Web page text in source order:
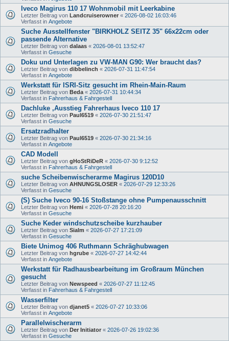
Iveco Magirus 110 17 Wohnmobil mit Leerkabine
Letzter Beitrag von Landcruiserowner « 2026-08-02 16:03:46
Verfasst in Angebote
Suche Ausstellfenster "BIRKHOLZ SEITZ 35" 66x22cm oder
passende Alternative
Letzter Beitrag von dalaas « 2026-08-01 13:52:47
Verfasst in Gesuche
Doku und Unterlagen zu VW-MAN G90: Wer braucht das?
Letzter Beitrag von dibbelinch « 2026-07-31 11:47:54
Verfasst in Angebote
Werkstatt für ISRI-Sitz gesucht im Rhein-Main-Raum
Letzter Beitrag von Beda « 2026-07-31 10:44:34
Verfasst in Fahrerhaus & Fahrgestell
Dachluke ,Ausstieg Fahrerhaus Iveco 110 17
Letzter Beitrag von Paul6519 « 2026-07-30 21:51:47
Verfasst in Gesuche
Ersatzradhalter
Letzter Beitrag von Paul6519 « 2026-07-30 21:34:16
Verfasst in Angebote
CAD Modell
Letzter Beitrag von gHoStRiDeR « 2026-07-30 9:12:52
Verfasst in Fahrerhaus & Fahrgestell
suche Scheibenwischerarme Magirus 120D10
Letzter Beitrag von AHNUNGSLOSER « 2026-07-29 12:33:26
Verfasst in Gesuche
(S) Suche Iveco 90-16 Stoßstange ohne Pumpenausschnitt
Letzter Beitrag von Hemi « 2026-07-28 20:16:20
Verfasst in Gesuche
Suche Keder windschutzscheibe kurzhauber
Letzter Beitrag von Sialm « 2026-07-27 17:21:09
Verfasst in Gesuche
Biete Unimog 406 Ruthmann Schräghubwagen
Letzter Beitrag von hgrube « 2026-07-27 14:42:44
Verfasst in Angebote
Werkstatt für Radhausbearbeitung im Großraum München
gesucht
Letzter Beitrag von Newspeed « 2026-07-27 11:12:45
Verfasst in Fahrerhaus & Fahrgestell
Wasserfilter
Letzter Beitrag von djanet5 « 2026-07-27 10:33:06
Verfasst in Angebote
Parallelwischerarm
Letzter Beitrag von Der Initiator « 2026-07-26 19:02:36
Verfasst in Gesuche